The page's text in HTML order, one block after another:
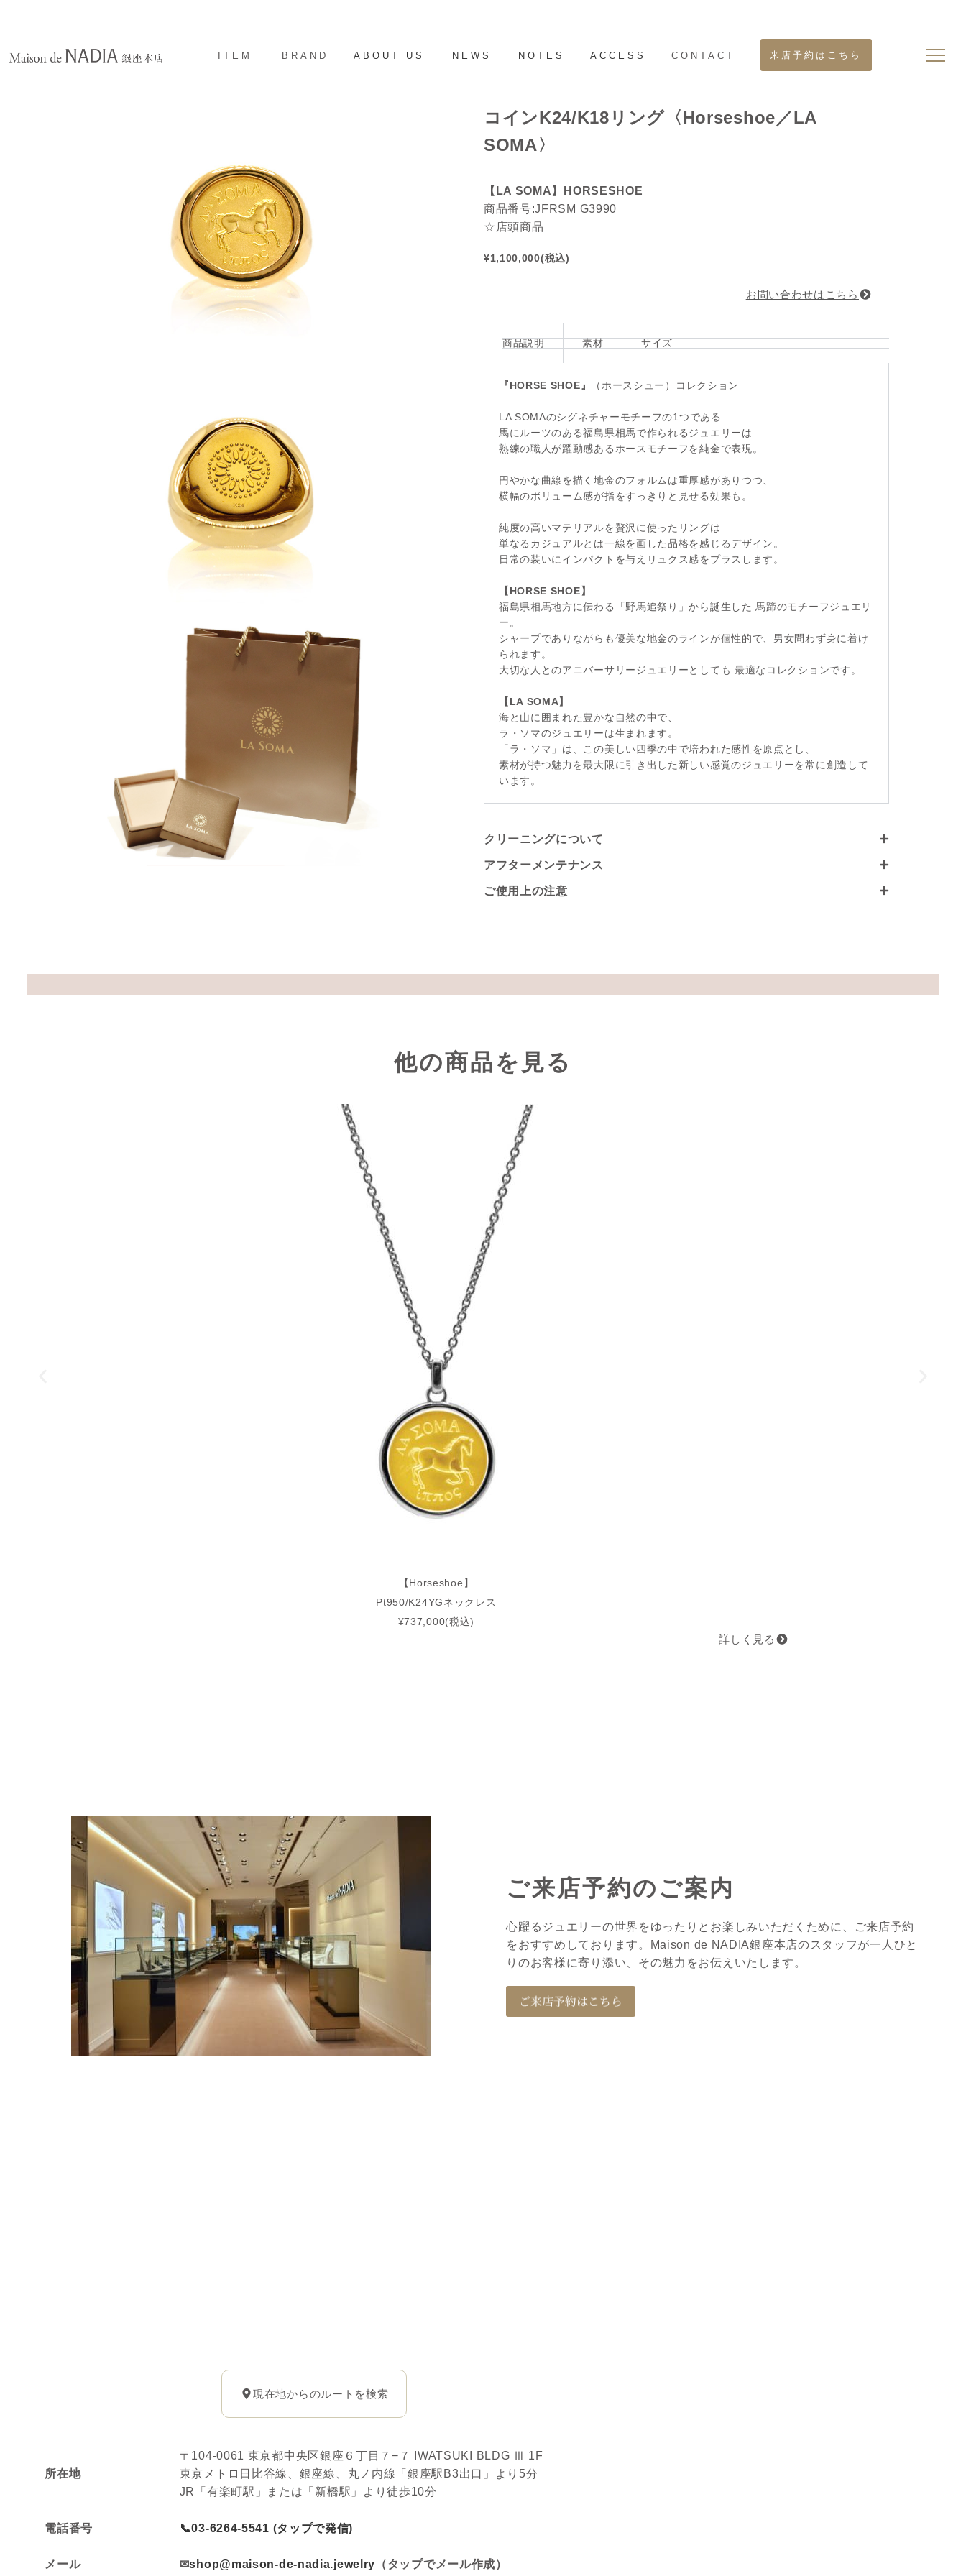
ITEM BRAND ABOUT US NEWS NOTES ACCESS CONTACT 来店予約はこちら
コインK24/K18リング〈Horseshoe／LA
SOMA〉
【LA SOMA】HORSESHOE
商品番号:JFRSM G3990
☆店頭商品
¥1,100,000(税込)
お問い合わせはこちら
商品説明 素材 サイズ
『HORSE SHOE』 （ホースシュー）コレクション
LA SOMAのシグネチャーモチーフの1つである
馬にルーツのある福島県相馬で作られるジュエリーは
熟練の職人が躍動感あるホースモチーフを純金で表現。
円やかな曲線を描く地金のフォルムは重厚感がありつつ、
横幅のボリューム感が指をすっきりと見せる効果も。
純度の高いマテリアルを贅沢に使ったリングは
単なるカジュアルとは一線を画した品格を感じるデザイン。
日常の装いにインパクトを与えリュクス感をプラスします。
【HORSE SHOE】
福島県相馬地方に伝わる「野馬追祭り」から誕生した 馬蹄のモチーフジュエリ
ー。
シャープでありながらも優美な地金のラインが個性的で、男女問わず身に着け
られます。
大切な人とのアニバーサリージュエリーとしても 最適なコレクションです。
【LA SOMA】
海と山に囲まれた豊かな自然の中で、
ラ・ソマのジュエリーは生まれます。
「ラ・ソマ」は、この美しい四季の中で培われた感性を原点とし、
素材が持つ魅力を最大限に引き出した新しい感覚のジュエリーを常に創造して
います。
クリーニングについて
アフターメンテナンス
ご使用上の注意
他の商品を見る
【Horseshoe】
Pt950/K24YGネックレス
¥737,000(税込)
詳しく見る
ご来店予約のご案内
心躍るジュエリーの世界をゆったりとお楽しみいただくために、ご来店予約
をおすすめしております。Maison de NADIA銀座本店のスタッフが一人ひと
りのお客様に寄り添い、その魅力をお伝えいたします。
現在地からのルートを検索
所在地
〒104-0061 東京都中央区銀座６丁目７−７ IWATSUKI BLDG Ⅲ 1F
東京メトロ日比谷線、銀座線、丸ノ内線「銀座駅B3出口」より5分
JR「有楽町駅」または「新橋駅」より徒歩10分
電話番号 📞03-6264-5541 (タップで発信)
メール ✉shop@maison-de-nadia.jewelry （タップでメール作成）